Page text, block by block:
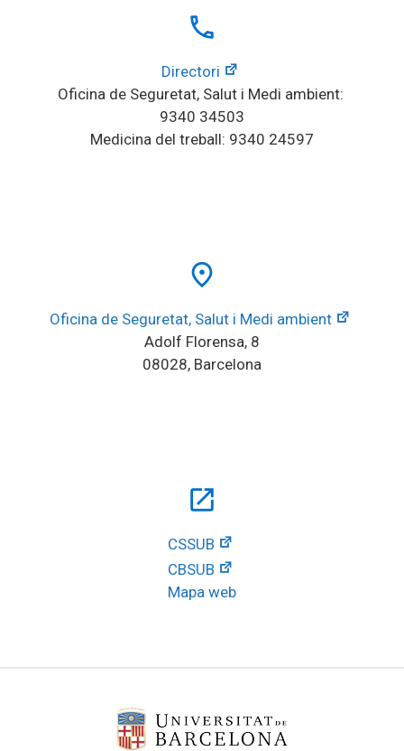
local_phone
Directori
Oficina de Seguretat, Salut i Medi ambient:
9340 34503
Medicina del treball: 9340 24597
place
Oficina de Seguretat, Salut i Medi ambient
Adolf Florensa, 8
08028, Barcelona
open_in_new
CSSUB
CBSUB
Mapa web